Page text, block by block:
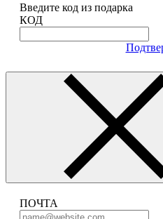
Введите код из подарка
КОД
ПОЧТА